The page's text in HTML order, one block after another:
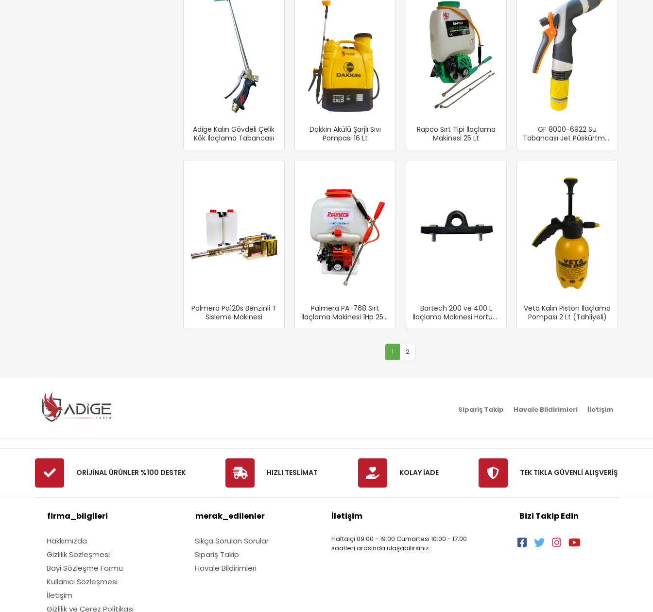
Adige Kalın Gövdeli Çelik
Kök İlaçlama Tabancası
Dakkin Akülü Şarjlı Sıvı
Pompası 16 Lt
Rapco Sırt Tipi İlaçlama
Makinesi 25 Lt
GF 8000-6922 Su
Tabancası Jet Püskürtmeli
Palmera Pa120s Benzinli T
Sisleme Makinesi
Palmera PA-768 Sırt
İlaçlama Makinesi 1Hp 25Lt
Bartech 200 ve 400 L
İlaçlama Makinesi Hortum
Veta Kalın Piston İlaçlama
Pompası 2 Lt (Tahliyeli)
1 2
Sipariş Takip Havale Bildirimleri İletişim
ORİJİNAL ÜRÜNLER %100 DESTEK HIZLI TESLİMAT KOLAY İADE TEK TIKLA GÜVENLİ ALIŞVERİŞ
firma_bilgileri
Hakkımızda
Gizlilik Sözleşmesi
Bayi Sözleşme Formu
Kullanıcı Sözleşmesi
İletişim
Gizlilik ve Çerez Politikası
merak_edilenler
Sıkça Sorulan Sorular
Sipariş Takip
Havale Bildirimleri
İletişim
Haftaiçi 09:00 - 19:00 Cumartesi 10:00 - 17:00
saatleri arasında ulaşabilirsiniz.
Bizi Takip Edin